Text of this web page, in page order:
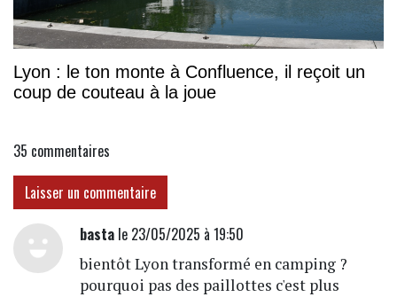
Lyon : le ton monte à Confluence, il reçoit un
coup de couteau à la joue
35 commentaires
Laisser un commentaire
bastale 23/05/2025 à 19:50
bientôt Lyon transformé en camping ?
pourquoi pas des paillottes c'est plus